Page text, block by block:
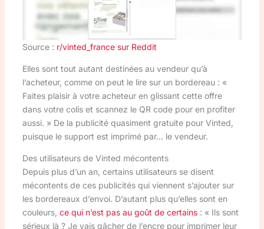
Source : r/vinted_france sur Reddit
Elles sont tout autant destinées au vendeur qu’à
l’acheteur, comme on peut le lire sur un bordereau : «
Faites plaisir à votre acheteur en glissant cette offre
dans votre colis et scannez le QR code pour en profiter
aussi. » De la publicité quasiment gratuite pour Vinted,
puisque le support est imprimé par… le vendeur.
Des utilisateurs de Vinted mécontents
Depuis plus d’un an, certains utilisateurs se disent
mécontents de ces publicités qui viennent s’ajouter sur
les bordereaux d’envoi. D’autant plus qu’elles sont en
couleurs, ce qui n’est pas au goût de certains: « Ils sont
sérieux là ? Je vais gâcher de l’encre pour imprimer leur